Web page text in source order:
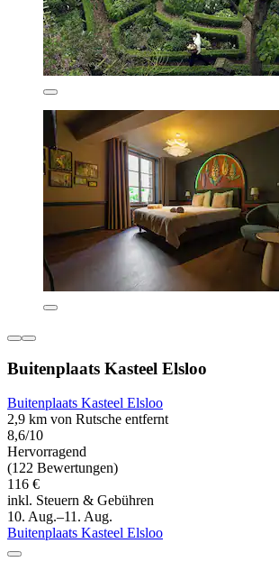
Buitenplaats Kasteel Elsloo
Buitenplaats Kasteel Elsloo
2,9 km von Rutsche entfernt
8,6/10
Hervorragend
(122 Bewertungen)
116 €
inkl. Steuern & Gebühren
10. Aug.–11. Aug.
Buitenplaats Kasteel Elsloo